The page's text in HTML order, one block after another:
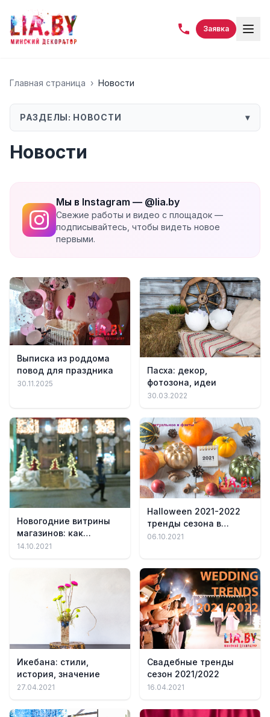
Заявка
Главная страница › Новости
РАЗДЕЛЫ: НОВОСТИ ▾
Новости
Мы в Instagram — @lia.by
Свежие работы и видео с площадок —
подписывайтесь, чтобы видеть новое
первыми.
Выписка из роддома
повод для праздника
30.11.2025
Пасха: декор,
фотозона, идеи
30.03.2022
Новогодние витрины
магазинов: как
украсить, обзор,
14.10.2021
Halloween 2021-2022
тренды сезона в
декоре
06.10.2021
Икебана: стили,
история, значение
27.04.2021
Свадебные тренды
сезон 2021/2022
16.04.2021